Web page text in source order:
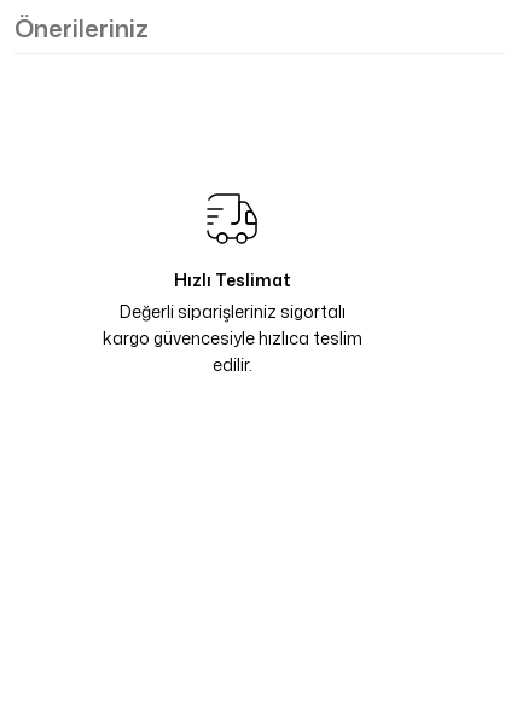
Önerileriniz
Hızlı Teslimat
Değerli siparişleriniz sigortalı
kargo güvencesiyle hızlıca teslim
edilir.